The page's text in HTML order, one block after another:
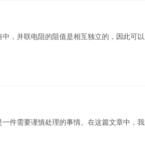
，并联电阻的阻值是相互独立的，因此可以
件需要谨慎处理的事情。在这篇文章中，我